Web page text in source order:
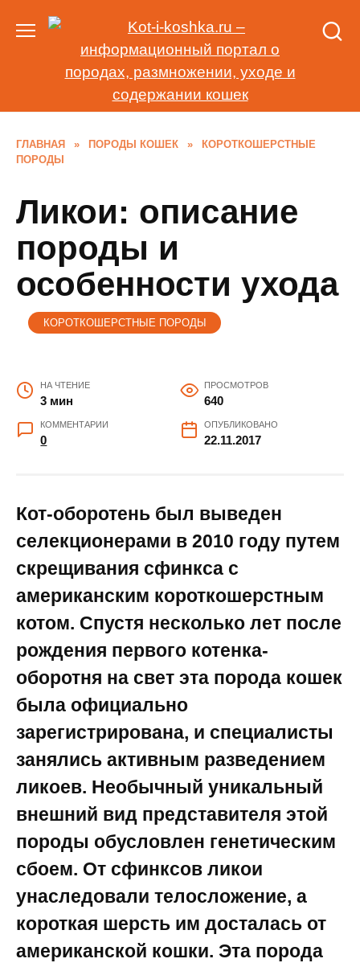
содержанию
ГЛАВНАЯ » ПОРОДЫ КОШЕК »
КОРОТКОШЕРСТНЫЕ
ПОРОДЫ
Ликои: описание
породы и
особенности ухода
КОРОТКОШЕРСТНЫЕ ПОРОДЫ
НА ЧТЕНИЕ
3 мин
ПРОСМОТРОВ
640
КОММЕНТАРИИ
0
ОПУБЛИКОВАНО
22.11.2017
Кот-оборотень был выведен
селекционерами в 2010 году путем
скрещивания сфинкса с
американским короткошерстным
котом. Спустя несколько лет после
рождения первого котенка-
оборотня на свет эта порода кошек
была официально
зарегистрирована, и специалисты
занялись активным разведением
ликоев. Необычный уникальный
внешний вид представителя этой
породы обусловлен генетическим
сбоем. От сфинксов ликои
унаследовали телосложение, а
короткая шерсть им досталась от
американской кошки. Эта порода